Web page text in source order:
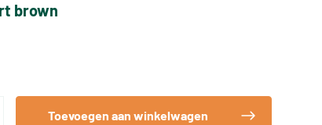
brown
Toevoegen aan winkelwagen